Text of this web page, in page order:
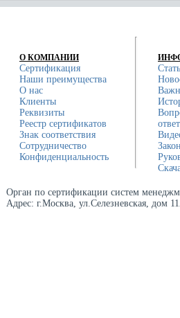
О КОМПАНИИ
Сертификация
Наши преимущества
О нас
Клиенты
Реквизиты
Реестр сертификатов
Знак соответствия
Сотрудничество
Конфиденциальность
Орган по сертификации систем
Адрес: г.Москва, ул.Селезневская, дом